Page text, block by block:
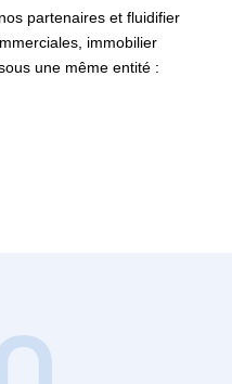
partenaires et fluidifier
immobilier
une même entité :